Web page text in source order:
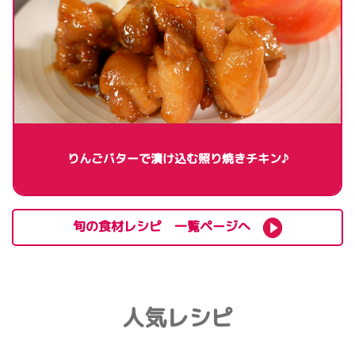
りんごバターで漬け込む照り焼きチキン♪
旬の食材レシピ 一覧ページへ
人気レシピ